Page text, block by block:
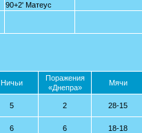
90+2' Матеус
Ничьи
Поражения
«Днепра»
Мячи
5 2 28-15
6 6 18-18